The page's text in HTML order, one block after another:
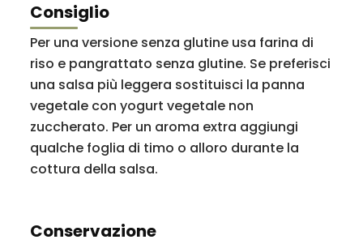
Consiglio
Per una versione senza glutine usa farina di
riso e pangrattato senza glutine. Se preferisci
una salsa più leggera sostituisci la panna
vegetale con yogurt vegetale non
zuccherato. Per un aroma extra aggiungi
qualche foglia di timo o alloro durante la
cottura della salsa.
Conservazione